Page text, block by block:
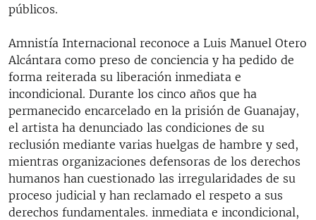
públicos.
Amnistía Internacional reconoce a Luis Manuel Otero
Alcántara como preso de conciencia y ha pedido de
forma reiterada su liberación inmediata e
incondicional. Durante los cinco años que ha
permanecido encarcelado en la prisión de Guanajay,
el artista ha denunciado las condiciones de su
reclusión mediante varias huelgas de hambre y sed,
mientras organizaciones defensoras de los derechos
humanos han cuestionado las irregularidades de su
proceso judicial y han reclamado el respeto a sus
derechos fundamentales. inmediata e incondicional,